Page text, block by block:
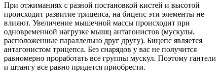
При отжиманиях с разной постановкой кистей и высотой
происходит развитие трицепса, на бицепс эти элементы не
влияют. Увеличение мышечной массы происходит при
одновременной нагрузке мышц антагонистов (мускулы,
расположенные параллельно друг другу). Бицепс является
антагонистом трицепса. Без снарядов у вас не получится
равномерно проработать все группы мускул. Поэтому гантели
и штангу все равно придется приобрести.